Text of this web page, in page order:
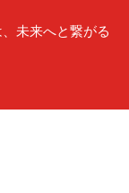
未来へと繋がる